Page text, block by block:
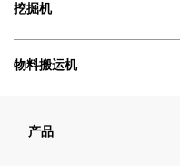
挖掘机
物料搬运机
产品